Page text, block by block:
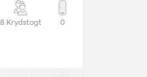
8 Krydstogt 0